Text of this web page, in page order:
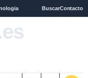
BuscarContacto